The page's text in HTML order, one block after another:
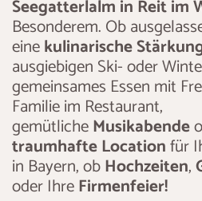
Seegatterlalm in Reit im
Besonderem. Ob
einekulinarische
ausgiebigen Ski- oder
gemeinsames Essen mit
Familie im Restaurant,
gemütlicheMusikabende
traumhafte Locationfür
in Bayern, obHochzeiten,
oder IhreFirmenfeier!